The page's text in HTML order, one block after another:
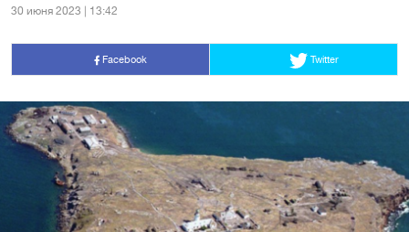
30 июня 2023 | 13:42
Facebook Twitter